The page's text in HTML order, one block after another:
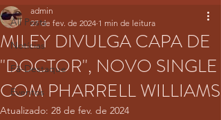
All Posts
Notícias
Fã-Destaque
Eventos
MILEY DIVULGA CAPA DE
"DOCTOR", NOVO SINGLE
COM PHARRELL WILLIAMS
admin
27 de fev. de 2024 1 min de leitura
Atualizado: 28 de fev. de 2024